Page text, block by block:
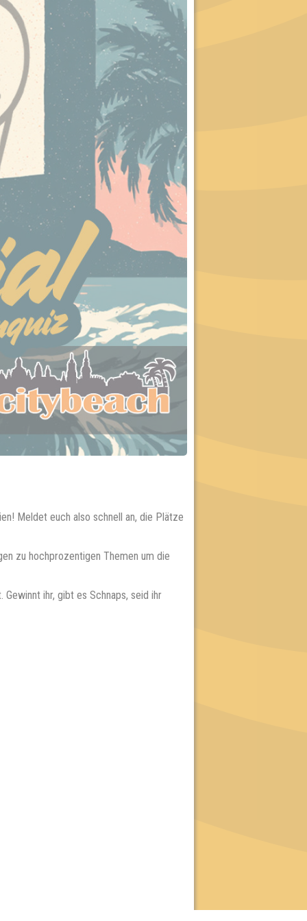
Meldet euch also schnell an, die Plätze
zu hochprozentigen Themen um die
ihr, gibt es Schnaps, seid ihr